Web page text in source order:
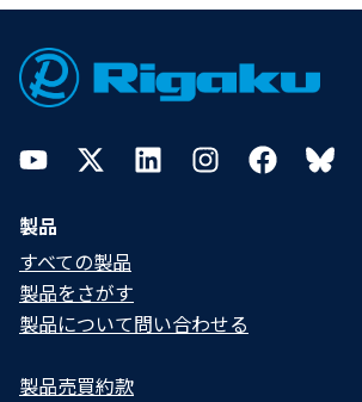
Footer
YouTubeTwitterLinkedInInstagramFacebookBluesky
製品
すべての製品
製品をさがす
製品について問い合わせる​
製品売買約款